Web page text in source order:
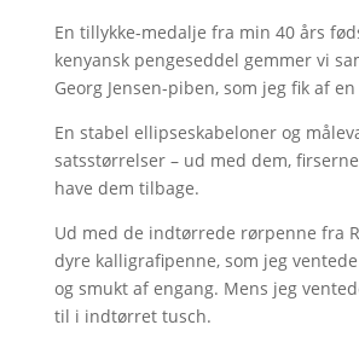
En tillykke-medalje fra min 40 års
kenyansk pengeseddel gemmer vi
Georg Jensen-piben, som jeg fik af
En stabel ellipseskabeloner og
satsstørrelser – ud med dem,
have dem tilbage.
Ud med de indtørrede rørpenne fra
dyre kalligrafipenne, som jeg
og smukt af engang. Mens jeg
til i indtørret tusch.